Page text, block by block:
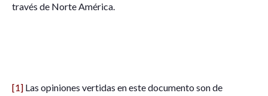
través de Norte América.
[1] Las opiniones vertidas en este documento son de